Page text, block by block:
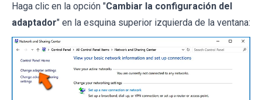
Haga clic en la opción "Cambiar la configuración del
adaptador" en la esquina superior izquierda de la ventana: